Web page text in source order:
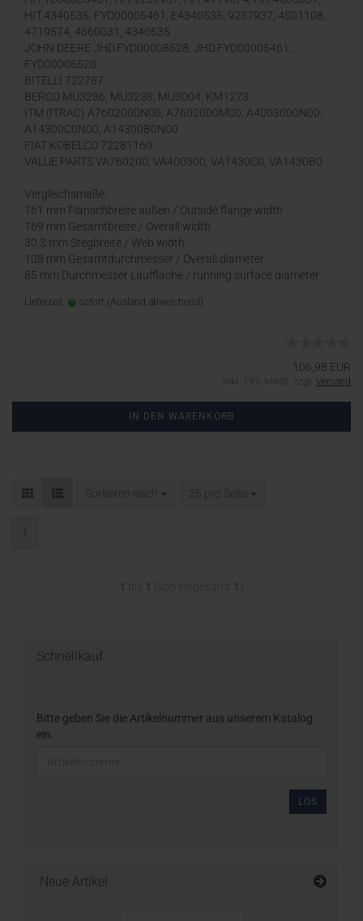
HIT.4340535, FYD00005461, E4340535, 9237937, 4S01108,
4719574, 4660031, 4340535
JOHN DEERE JHD.FYD00008528, JHD.FYD00005461,
FYD00008528
BITELLI 722787
BERCO MU3286, MU3238, MU3004, KM1273
ITM (ITRAC) A7602000N00, A7602000M00, A4003000N00,
A14300C0N00, A14300B0N00
FIAT KOBELCO 72281160
VALUE PARTS VA760200, VA400300, VA1430C0, VA1430B0
Vergleichsmaße:
161 mm Flanschbreite außen / Outside flange width
169 mm Gesamtbreite / Overall width
30,3 mm Stegbreite / Web width
108 mm Gesamtdurchmesser / Overall diameter
85 mm Durchmesser Lauffläche / running surface diameter
Lieferzeit: sofort (Ausland abweichend)
106,98 EUR
inkl. 19% MwSt. zzgl. Versand
IN DEN WARENKORB
Sortieren nach 25 pro Seite
1
Schnellkauf
Bitte geben Sie die Artikelnummer aus unserem Katalog
ein.
LOS
Neue Artikel